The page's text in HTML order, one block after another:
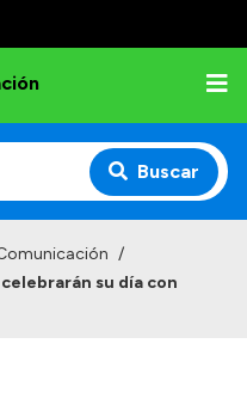
Buscar
/
su día con